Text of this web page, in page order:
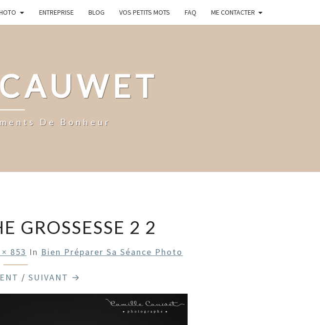
ENTREPRISE BLOG VOS PETITS MOTS FAQ ME CONTACTER
De Bonheur
GROSSESSE 2 2
853 In Bien Préparer Sa Séance Photo
/ SUIVANT →